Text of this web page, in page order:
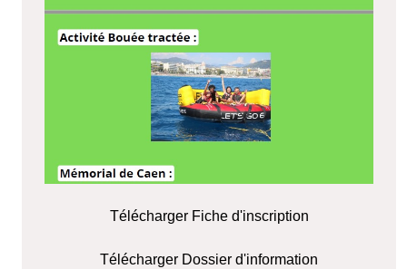
Télécharger Fiche d'inscription
Télécharger Dossier d'information